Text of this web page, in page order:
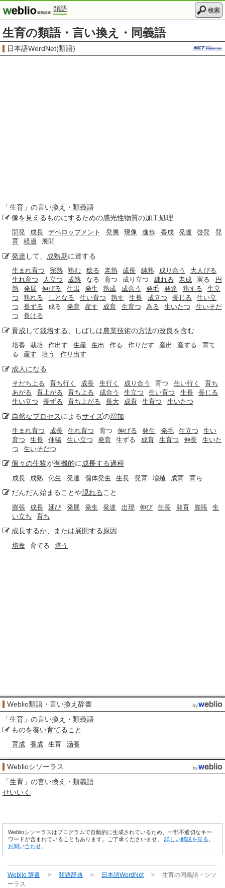
類語 検索
生育の類語・言い換え・同義語
日本語WordNet(類語)
「生育 」の言い換え・類義語
像を 見え るものにするための感光性物質の加工処理
開発 成長 デベロップメント 発展 現像 進歩 養成 発達 啓発
発
育
経過 展開
発達 して、 成熟期に達する
生まれ育つ 完熟 熟む 稔る 老熟 成長 純熟 成り合う
大人びる
生れ育つ
人立つ 成熟 なる 育つ 成り立つ 練れる 老成 実る
円
熟
発展 伸びる 生出 発生 熟成 成合う 発毛 発達 熟する
生立
つ
熟れる しとなる 生い育つ 熟す 生長 成立つ 長じる
生い立
つ
長ずる 成る 発育 産す 成育 生育つ 為る 生いたつ
生いそだ
つ
長ける
育成して栽培する 、しばしは農業技術の方法の改良を含む
培養 栽培 作出す 生産 生出 作る 作りだす 産出 産する
育て
る
産す 培う 作り出す
成人になる
そだち上る 育ち行く 成長 生行く 成り合う 育つ 生い行く
育ち
あがる
育上がる 育ち上る 成合う 生立つ 生い育つ 生長
長じる
生い立つ
長ずる 育ち上がる 長大 成育 生育つ 生いたつ
自然なプロセスによるサイズの増加
生まれ育つ 成長 生れ育つ 育つ 伸びる 発生 発毛 生立つ
生い
育つ
生長 伸暢 生い立つ 発育 生ずる 成育 生育つ 伸長
生いた
つ
生いそだつ
個々の生物が有機的に成長する過程
成長 成熟 化生 発達 個体発生 生長 発育 増殖 成育 育ち
だんだん始まることや現れること
膨張 成長 延び 発展 発生 発達 出現 伸び 生長 発育 膨脹
生
い立ち
育ち
成長するか、または展開する 原因
培養 育てる 培う
Weblio類語・言い換え辞書
「生育 」の言い換え・類義語
ものを養い育てる こと
育成 養成 生育 涵養
Weblioシソーラス
「生育 」の言い換え・類義語
せいいく
Weblioシソーラスはプログラムで自動的に生成されているため、一部不適切なキー
ワードが含まれていることもあります。ご了承くださいませ。 詳しい解説を見る
お問い合わせ
Weblio 辞書 > 類語辞典 > 日本語WordNet > 生育の同義語・シソ
ーラス